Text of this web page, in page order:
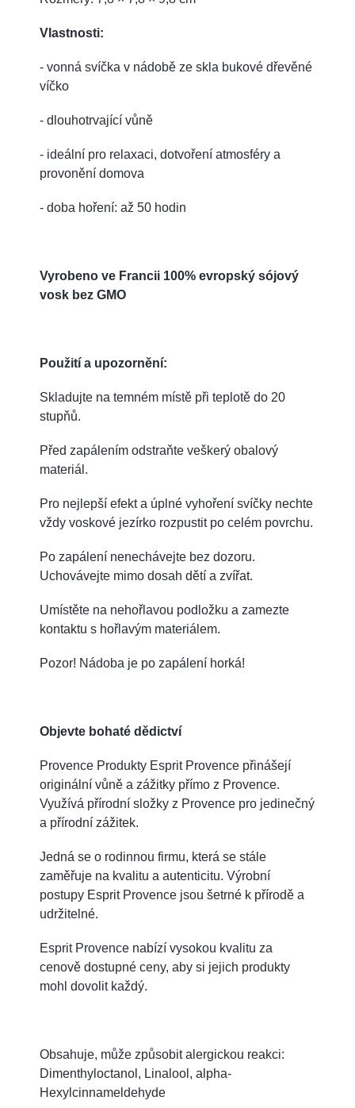
Vlastnosti:
- vonná svíčka v nádobě ze skla bukové dřevěné
víčko
- dlouhotrvající vůně
- ideální pro relaxaci, dotvoření atmosféry a
provonění domova
- doba hoření: až 50 hodin
Vyrobeno ve Francii 100% evropský sójový
vosk bez GMO
Použití a upozornění:
Skladujte na temném místě při teplotě do 20
stupňů.
Před zapálením odstraňte veškerý obalový
materiál.
Pro nejlepší efekt a úplné vyhoření svíčky nechte
vždy voskové jezírko rozpustit po celém povrchu.
Po zapálení nenechávejte bez dozoru.
Uchovávejte mimo dosah dětí a zvířat.
Umístěte na nehořlavou podložku a zamezte
kontaktu s hořlavým materiálem.
Pozor! Nádoba je po zapálení horká!
Objevte bohaté dědictví
Provence Produkty Esprit Provence přinášejí
originální vůně a zážitky přímo z Provence.
Využívá přírodní složky z Provence pro jedinečný
a přírodní zážitek.
Jedná se o rodinnou firmu, která se stále
zaměřuje na kvalitu a autenticitu. Výrobní
postupy Esprit Provence jsou šetrné k přírodě a
udržitelné.
Esprit Provence nabízí vysokou kvalitu za
cenově dostupné ceny, aby si jejich produkty
mohl dovolit každý.
Obsahuje, může způsobit alergickou reakci:
Dimenthyloctanol, Linalool, alpha-
Hexylcinnameldehyde